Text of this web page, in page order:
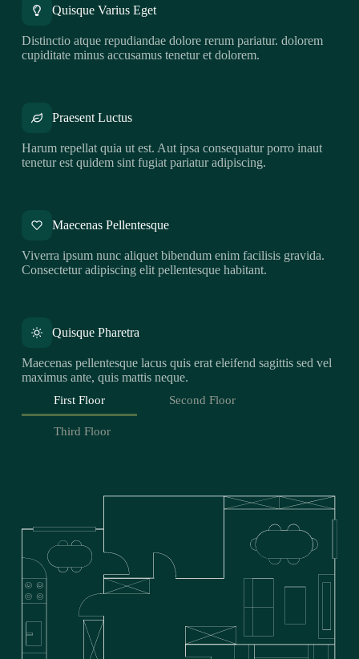
Quisque Varius Eget
Distinctio atque repudiandae dolore rerum pariatur. dolorem
cupiditate minus accusamus tenetur et dolorem.
Praesent Luctus
Harum repellat quia ut est. Aut ipsa consequatur porro inaut
tenetur est quidem sint fugiat pariatur adipiscing.
Maecenas Pellentesque
Viverra ipsum nunc aliquet bibendum enim facilisis gravida.
Consectetur adipiscing elit pellentesque habitant.
Quisque Pharetra
Maecenas pellentesque lacus quis erat eleifend sagittis sed vel
maximus ante, quis mattis neque.
First Floor Second Floor
Third Floor